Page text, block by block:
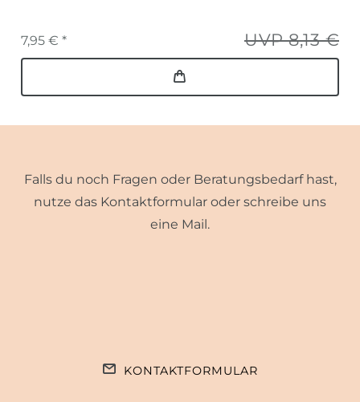
UVP 8,13 €
7,95 € *
Falls du noch Fragen oder Beratungsbedarf hast,
nutze das Kontaktformular oder schreibe uns
eine Mail.
KONTAKTFORMULAR